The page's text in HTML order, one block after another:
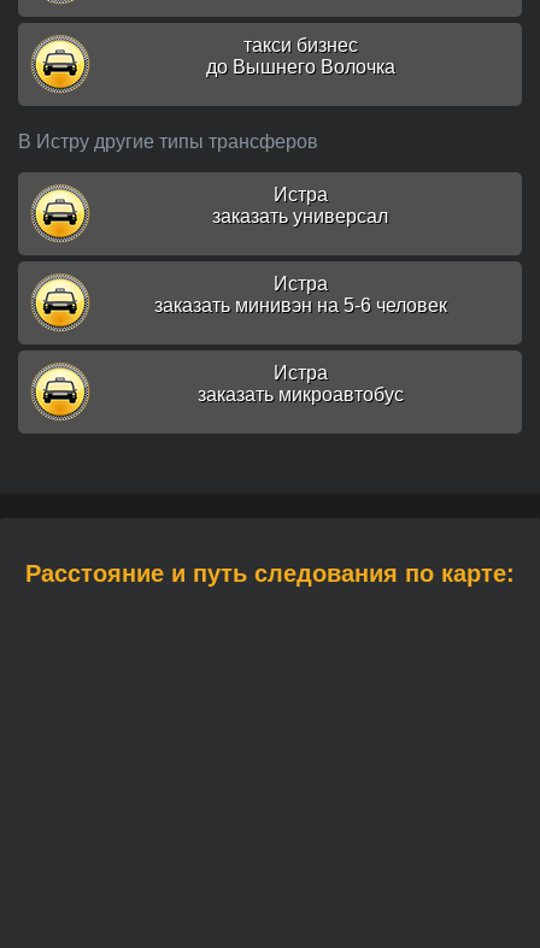
такси бизнес
до Вышнего Волочка
В Истру другие типы трансферов
Истра
заказать универсал
Истра
заказать минивэн на 5-6 человек
Истра
заказать микроавтобус
Расстояние и путь следования по карте: